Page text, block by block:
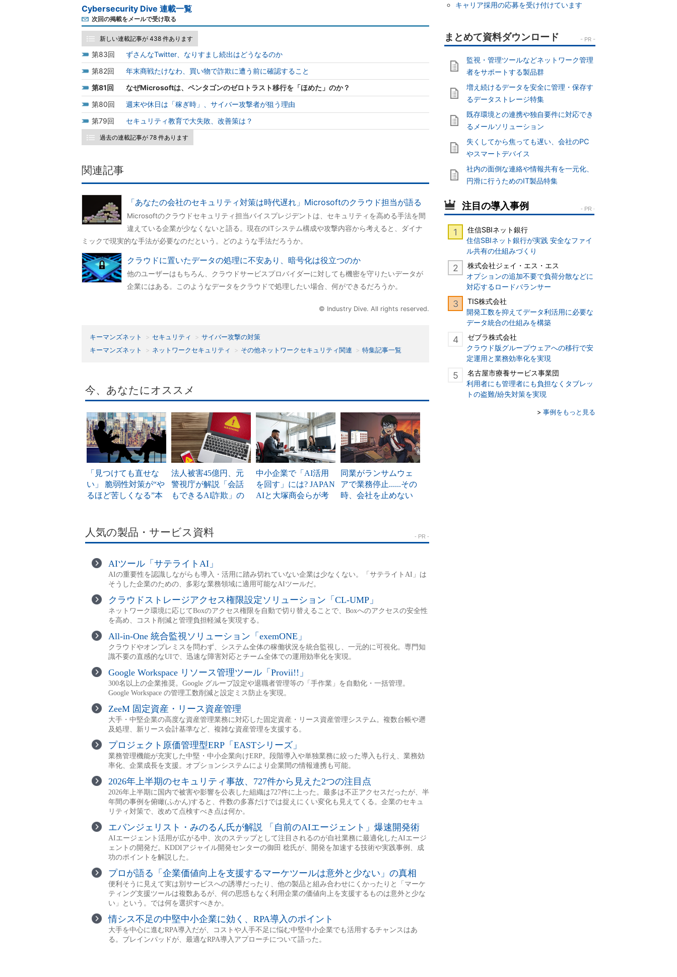
Cybersecurity Dive 連載一覧
次回の掲載をメールで受け取る
新しい連載記事が 438 件あります
83
ずさんなTwitter、なりすまし続出はどうなるのか
82
年末商戦たけなわ、買い物で詐欺に遭う前に確認すること
81
なぜMicrosoftは、ペンタゴンのゼロトラスト移行を「ほめた」のか？
80
週末や休日は「稼ぎ時」、サイバー攻撃者が狙う理由
79
セキュリティ教育で大失敗、改善策は？
過去の連載記事が 78 件あります
関連記事
「あなたの会社のセキュリティ対策は時代遅れ」Microsoftのクラウド担当が語る
Microsoftのクラウドセキュリティ担当バイスプレジデントは、セキュリティを高める手法を間
違えている企業が少なくないと語る。現在のITシステム構成や攻撃内容から考えると、ダイナ
ミックで現実的な手法が必要なのだという。どのような手法だろうか。
クラウドに置いたデータの処理に不安あり、暗号化は役立つのか
他のユーザーはもちろん、クラウドサービスプロバイダーに対しても機密を守りたいデータが
企業にはある。このようなデータをクラウドで処理したい場合、何ができるだろうか。
© Industry Dive. All rights reserved.
キーマンズネット セキュリティ
サイバー攻撃の対策
キーマンズネット
ネットワークセキュリティ その他ネットワークセキュリティ関連 特集記事一覧
キャリア採用の応募を受け付けています
監視・管理ツールなどネットワーク管理
者をサポートする製品群
増え続けるデータを安全に管理・保存す
るデータストレージ特集
既存環境との連携や独自要件に対応でき
るメールソリューション
失くしてから焦っても遅い、会社のPC
やスマートデバイス
社内の面倒な連絡や情報共有を一元化、
円滑に行うためのIT製品特集